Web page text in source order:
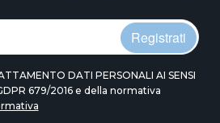
Registrati
DATI PERSONALI AI SENSI
679/2016 e della normativa